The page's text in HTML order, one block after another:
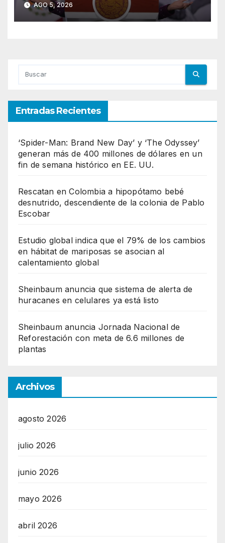
elección 2027
AGO 5, 2026
Entradas Recientes
‘Spider-Man: Brand New Day’ y ‘The Odyssey’
generan más de 400 millones de dólares en un
fin de semana histórico en EE. UU.
Rescatan en Colombia a hipopótamo bebé
desnutrido, descendiente de la colonia de Pablo
Escobar
Estudio global indica que el 79% de los cambios
en hábitat de mariposas se asocian al
calentamiento global
Sheinbaum anuncia que sistema de alerta de
huracanes en celulares ya está listo
Sheinbaum anuncia Jornada Nacional de
Reforestación con meta de 6.6 millones de
plantas
Archivos
agosto 2026
julio 2026
junio 2026
mayo 2026
abril 2026